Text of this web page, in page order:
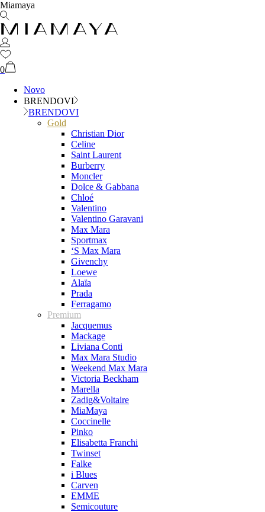
Miamaya
0
Novo
BRENDOVI
BRENDOVI
Gold
Christian Dior
Celine
Saint Laurent
Burberry
Moncler
Dolce & Gabbana
Chloé
Valentino
Valentino Garavani
Max Mara
Sportmax
‘S Max Mara
Givenchy
Loewe
Alaïa
Prada
Ferragamo
Premium
Jacquemus
Mackage
Liviana Conti
Max Mara Studio
Weekend Max Mara
Victoria Beckham
Marella
Zadig&Voltaire
MiaMaya
Coccinelle
Pinko
Elisabetta Franchi
Twinset
Falke
i Blues
Carven
EMME
Semicouture